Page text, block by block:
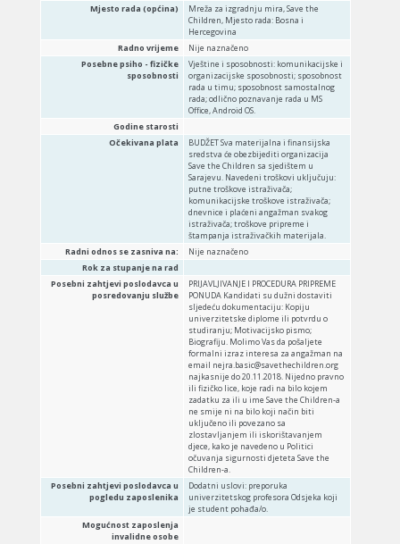
Mjesto rada (općina)
Mreža za izgradnju mira, Save the
Children, Mjesto rada: Bosna i
Hercegovina
Radno vrijeme
Nije naznačeno
Posebne psiho - fizičke
sposobnosti
Vještine i sposobnosti: komunikacijske i
organizacijske sposobnosti; sposobnost
rada u timu; sposobnost samostalnog
rada; odlično poznavanje rada u MS
Office, Android OS.
Godine starosti
Očekivana plata
BUDŽET Sva materijalna i finansijska
sredstva će obezbijediti organizacija
Save the Children sa sjedištem u
Sarajevu. Navedeni troškovi uključuju:
putne troškove istraživača;
komunikacijske troškove istraživača;
dnevnice i plaćeni angažman svakog
istraživača; troškove pripreme i
štampanja istraživačkih materijala.
Radni odnos se zasniva na:
Nije naznačeno
Rok za stupanje na rad
Posebni zahtjevi poslodavca u
posredovanju službe
PRIJAVLJIVANJE I PROCEDURA PRIPREME
PONUDA Kandidati su dužni dostaviti
sljedeću dokumentaciju: Kopiju
univerzitetske diplome ili potvrdu o
studiranju; Motivacijsko pismo;
Biografiju. Molimo Vas da pošaljete
formalni izraz interesa za angažman na
email nejra.basic@savethechildren.org
najkasnije do 20.11.2018. Nijedno pravno
ili fizičko lice, koje radi na bilo kojem
zadatku za ili u ime Save the Children-a
ne smije ni na bilo koji način biti
uključeno ili povezano sa
zlostavljanjem ili iskorištavanjem
djece, kako je navedeno u Politici
očuvanja sigurnosti djeteta Save the
Children-a.
Posebni zahtjevi poslodavca u
pogledu zaposlenika
Dodatni uslovi: preporuka
univerzitetskog profesora Odsjeka koji
je student pohađa/o.
Mogućnost zaposlenja
invalidne osobe